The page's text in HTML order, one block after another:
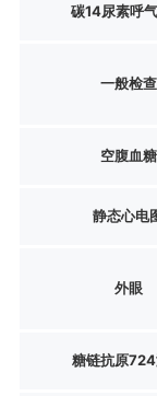
碳14尿素呼
一般检查
空腹血糖
静态心电
外眼
糖链抗原